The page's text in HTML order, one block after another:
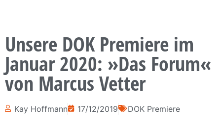
Unsere DOK Premiere im
Januar 2020: »Das Forum«
von Marcus Vetter
Kay Hoffmann 17/12/2019 DOK Premiere